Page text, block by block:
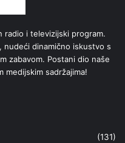
radio i televizijski program.
nudeći dinamično iskustvo s
zabavom. Postani dio naše
medijskim sadržajima!
(131)